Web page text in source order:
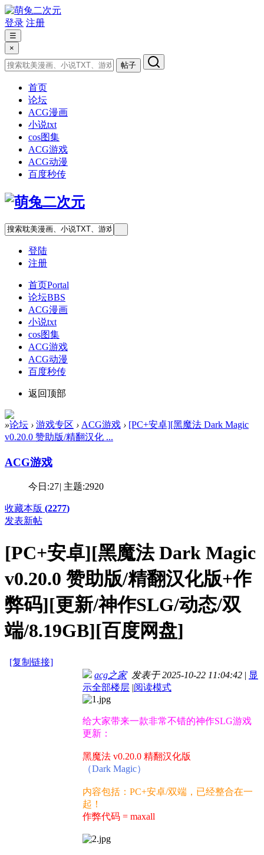
登录 注册
☰
×
帖子
首页
论坛
ACG漫画
小说txt
cos图集
ACG游戏
ACG动漫
百度秒传
登陆
注册
首页Portal
论坛BBS
ACG漫画
小说txt
cos图集
ACG游戏
ACG动漫
百度秒传
返回顶部
»论坛 › 游戏专区 › ACG游戏 › [PC+安卓][黑魔法 Dark Magic
v0.20.0 赞助版/精翻汉化 ...
ACG游戏
今日:27| 主题:2920
收藏本版 (2277)
发表新帖
[PC+安卓][黑魔法 Dark Magic
v0.20.0 赞助版/精翻汉化版+作
弊码][更新/神作SLG/动态/双
端/8.19GB][百度网盘]
[复制链接]
acg之家发表于 2025-10-22 11:04:42 | 显
示全部楼层 |阅读模式
给大家带来一款非常不错的神作SLG游戏
更新：
黑魔法 v0.20.0 精翻汉化版
（Dark Magic）
内容包括：PC+安卓/双端，已经整合在一
起！
作弊代码 = maxall